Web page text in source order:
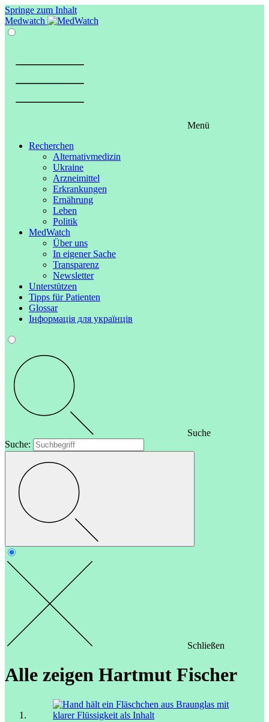
Springe zum Inhalt
Medwatch
Menü
Recherchen
Alternativmedizin
Ukraine
Arzneimittel
Erkrankungen
Ernährung
Leben
Politik
MedWatch
Über uns
In eigener Sache
Transparenz
Newsletter
Unterstützen
Tipps für Patienten
Glossar
Інформація для українців
Suche
Suche:
Schließen
Alle zeigen Hartmut Fischer